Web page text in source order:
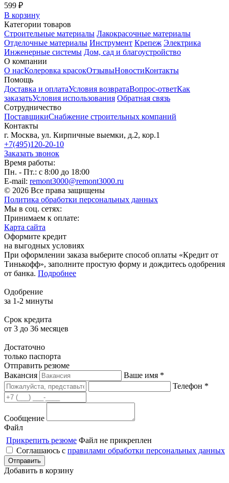
599 ₽
В корзину
Категории товаров
Строительные материалы Лакокрасочные материалы
Отделочные материалы Инструмент Крепеж Электрика
Инженерные системы Дом, сад и благоустройство
О компании
О насКолеровка красокОтзывыНовостиКонтакты
Помощь
Доставка и оплатаУсловия возвратаВопрос-ответКак
заказатьУсловия использования Обратная связь
Сотрудничество
ПоставщикиСнабжение строительных компаний
Контакты
г. Москва, ул. Кирпичные выемки, д.2, кор.1
+7(495)120-20-10
Заказать звонок
Время работы:
Пн. - Пт.: с 8:00 до 18:00
E-mail: remont3000@remont3000.ru
© 2026 Все права защищены
Политика обработки персональных данных
Мы в соц. сетях:
Принимаем к оплате:
Карта сайта
Оформите кредит
на выгодных условиях
При оформлении заказа выберите способ оплаты «Кредит от
Тинькофф», заполните простую форму и дождитесь одобрения
от банка. Подробнее
Одобрение
за 1-2 минуты
Срок кредита
от 3 до 36 месяцев
Достаточно
только паспорта
Отправить резюме
Вакансия
Ваше имя *
Телефон *
Сообщение
Файл
Прикрепить резюме Файл не прикреплен
Соглашаюсь с правилами обработки персональных данных
Добавить в корзину